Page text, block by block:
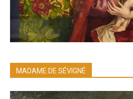
MADAME DE SÉVIGNÉ